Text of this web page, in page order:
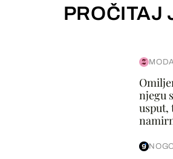
PROČITAJ
njegu
usput,